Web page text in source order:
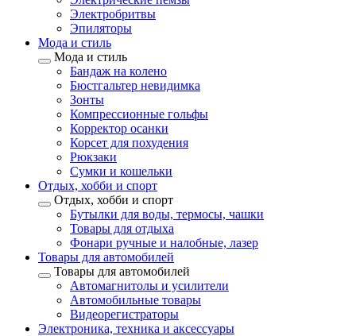
Электробритвы
Эпиляторы
Мода и стиль
Мода и стиль
Бандаж на колено
Бюстгальтер невидимка
Зонты
Компрессионные гольфы
Корректор осанки
Корсет для похудения
Рюкзаки
Сумки и кошельки
Отдых, хобби и спорт
Отдых, хобби и спорт
Бутылки для воды, термосы, чашки
Товары для отдыха
Фонари ручные и налобные, лазер
Товары для автомобилей
Товары для автомобилей
Автомагнитолы и усилители
Автомобильные товары
Видеорегистраторы
Электроника, техника и аксессуары